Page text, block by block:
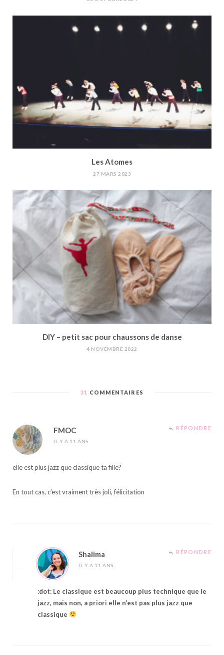
Les Atomes
27 MARS 2023
DIY – petit sac pour chaussons de danse
4 NOVEMBRE 2022
31 COMMENTAIRES
FMOC
IL Y A 11 ANS
RÉPONDRE
elle est plus jazz que classique ta fille?
En tout cas, c’est vraiment très joli, félicitation
Shalima
IL Y A 11 ANS
RÉPONDRE
:dot: Le classique est beaucoup plus technique que le
jazz, mais non, a priori elle n’est pas plus jazz que
classique